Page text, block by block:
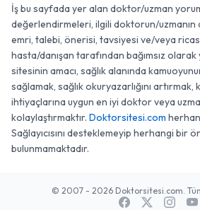
İş bu sayfada yer alan doktor/uzman
değerlendirmeleri, ilgili doktorun/uzmanın
emri, talebi, önerisi, tavsiyesi ve/veya ricası
hasta/danışan tarafından bağımsız olarak
sitesinin amacı, sağlık alanında
sağlamak, sağlık okuryazarlığını artırmak,
ihtiyaçlarına uygun en iyi doktor veya
kolaylaştırmaktır. Doktorsitesi.com
Sağlayıcısını desteklemeyip herhangi bir
bulunmamaktadır.
© 2007 - 2026 Doktorsitesi.com. Tüm